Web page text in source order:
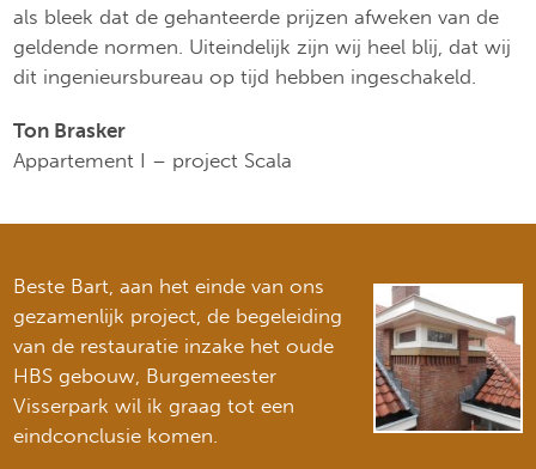
als bleek dat de gehanteerde prijzen afweken van de
geldende normen. Uiteindelijk zijn wij heel blij, dat wij
dit ingenieursbureau op tijd hebben ingeschakeld.
Ton Brasker
Appartement I – project Scala
Beste Bart, aan het einde van ons
gezamenlijk project, de begeleiding
van de restauratie inzake het oude
HBS gebouw, Burgemeester
Visserpark wil ik graag tot een
eindconclusie komen.